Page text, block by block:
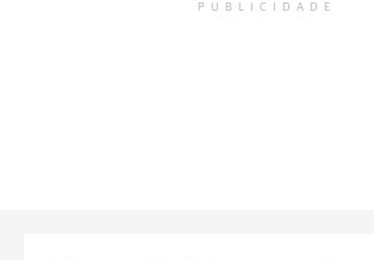
PUBLICIDADE